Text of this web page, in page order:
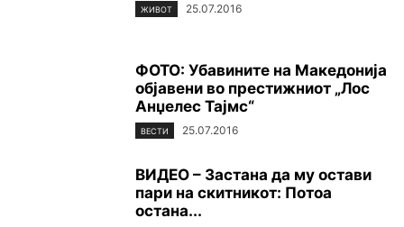
ЖИВОТ 25.07.2016
ФОТО: Убавините на Македонија
објавени во престижниот „Лос
Анџелес Тајмс“
ВЕСТИ 25.07.2016
ВИДЕО – Застана да му остави
пари на скитникот: Потоа
остана...